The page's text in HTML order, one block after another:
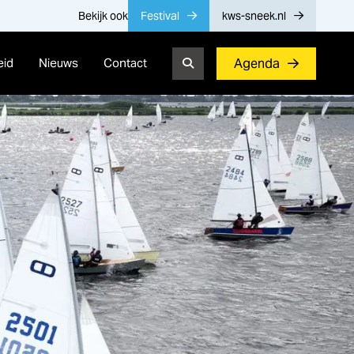
Bekijk ook Festival kws-sneek.nl
Nieuws Contact Agenda